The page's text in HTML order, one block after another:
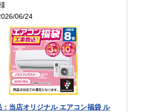
06/24
：当店オリジナル エアコン福袋 ル